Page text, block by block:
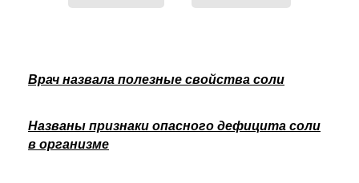
Врач назвала полезные свойства соли
Названы признаки опасного дефицита соли
в организме